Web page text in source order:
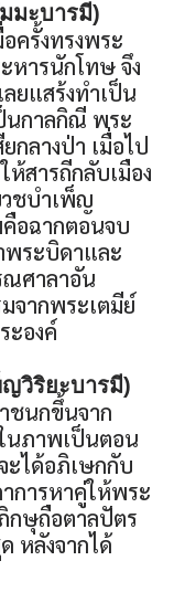
มะบารมี)
ครั้งทรงพระ
หารนักโทษ จึง
ยแสร้งทำเป็น
นกาลกิณี พระ
กลางป่า เมื่อไป
ห้สารถีกลับเมือง
วชบำเพ็ญ
อฉากตอนจบ
พระบิดาและ
ณศาลาอัน
จากพระเตมีย์
ะองค์
วิริยะบารมี)
ชนกขึ้นจาก
นภาพเป็นตอน
ะได้อภิเษกกับ
การหาคู่ให้พระ
กษุถือตาลปัตร
หลังจากได้